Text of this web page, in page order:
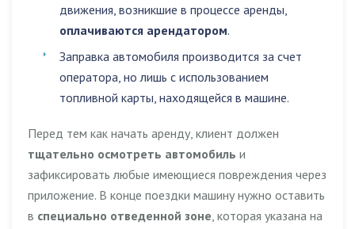
движения, возникшие в процессе аренды,
оплачиваются арендатором.
Заправка автомобиля производится за счет
оператора, но лишь с использованием
топливной карты, находящейся в машине.
Перед тем как начать аренду, клиент должен
тщательно осмотреть автомобиль и
зафиксировать любые имеющиеся повреждения через
приложение. В конце поездки машину нужно оставить
в специально отведенной зоне, которая указана на